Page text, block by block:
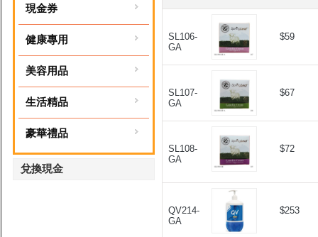
現金券
健康專用
美容用品
生活精品
豪華禮品
兌換現金
SL106-
GA
$59
SL107-
GA
$67
SL108-
GA
$72
QV214-
GA
$253